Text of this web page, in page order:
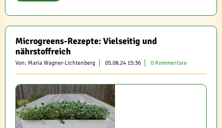
Microgreens-Rezepte: Vielseitig und
nährstoffreich
Von: Maria Wagner-Lichtenberg 05.08.24 15:36 0 Kommentare